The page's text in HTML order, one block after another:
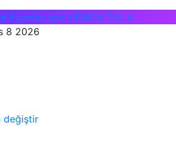
Puanları için HEMEN TIKLA
8 2026
değiştir